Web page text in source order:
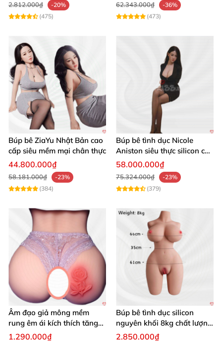
2.812.000₫
-20%
(475)
62.343.000₫
-36%
(473)
Búp bê ZiaYu Nhật Bản cao
cấp siêu mềm mại chân thực
44.800.000₫
58.181.000₫
-23%
(384)
Búp bê tình dục Nicole
Aniston siêu thực silicon cao
cấp giá tốt
58.000.000₫
75.324.000₫
-23%
(379)
Âm đạo giả mông mềm
rung êm ái kích thích tăng
khoái cảm
1.290.000₫
Búp bê tình dục silicon
nguyên khối 8kg chất lượng
cao hấp dẫn
2.850.000₫